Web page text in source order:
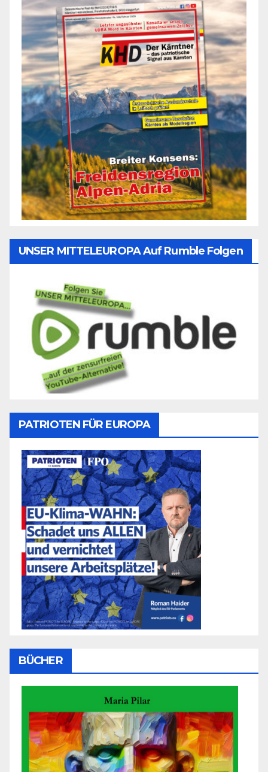
UNSER MITTELEUROPA Auf Rumble Folgen
PATRIOTEN FÜR EUROPA
BÜCHER